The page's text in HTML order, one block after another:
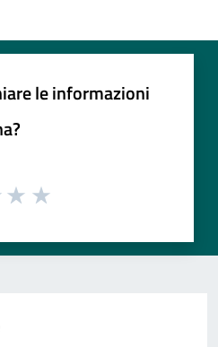
le informazioni